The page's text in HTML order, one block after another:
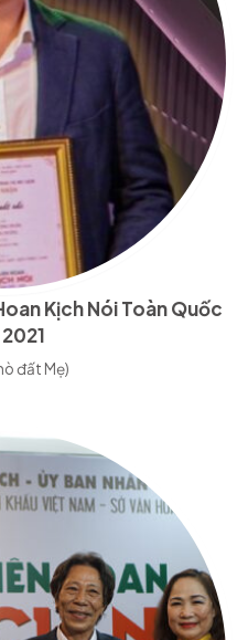
Kịch Nói Toàn Quốc
đất Mẹ)